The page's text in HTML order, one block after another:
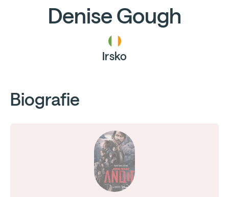
Denise Gough
Irsko
Biografie